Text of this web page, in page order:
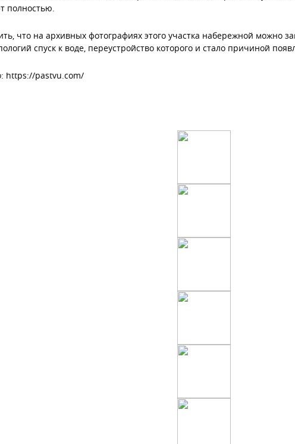
полностью.
что на архивных фотографиях этого участка набережной можно
спуск к воде, переустройство которого и стало причиной
https://pastvu.com/